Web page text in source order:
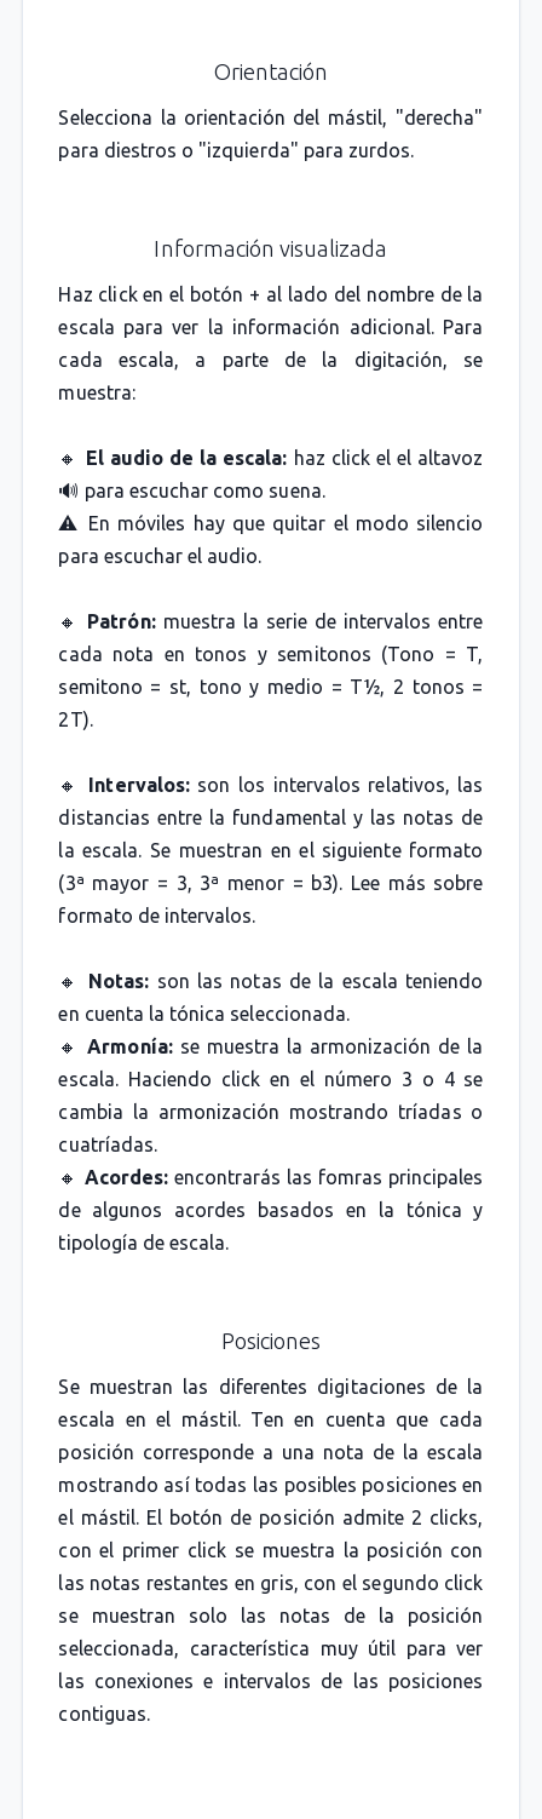
Orientación
Selecciona la orientación del mástil, "derecha"
para diestros o "izquierda" para zurdos.
Información visualizada
Haz click en el botón + al lado del nombre de la
escala para ver la información adicional. Para
cada escala, a parte de la digitación, se
muestra:
🔸 El audio de la escala: haz click el el altavoz
🔊 para escuchar como suena.
⚠️ En móviles hay que quitar el modo silencio
para escuchar el audio.
🔸 Patrón:muestra la serie de intervalos entre
cada nota en tonos y semitonos (Tono = T,
semitono = st, tono y medio = T½, 2 tonos =
2T).
🔸 Intervalos:son los intervalos relativos, las
distancias entre la fundamental y las notas de
la escala. Se muestran en el siguiente formato
(3ª mayor = 3, 3ª menor = b3). Lee más sobre
formato de intervalos.
🔸 Notas: son las notas de la escala teniendo
en cuenta la tónica seleccionada.
🔸Armonía:se muestra la armonización de la
escala. Haciendo click en el número 3 o 4 se
cambia la armonización mostrando tríadas o
cuatríadas.
🔸 Acordes: encontrarás las fomras principales
de algunos acordes basados en la tónica y
tipología de escala.
Posiciones
Se muestran las diferentes digitaciones de la
escala en el mástil. Ten en cuenta que cada
posición corresponde a una nota de la escala
mostrando así todas las posibles posiciones en
el mástil. El botón de posición admite 2 clicks,
con el primer click se muestra la posición con
las notas restantes en gris, con el segundo click
se muestran solo las notas de la posición
seleccionada, característica muy útil para ver
las conexiones e intervalos de las posiciones
contiguas.